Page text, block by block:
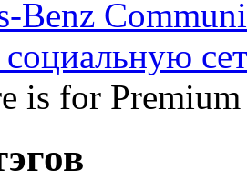
Benz
социальную
is for